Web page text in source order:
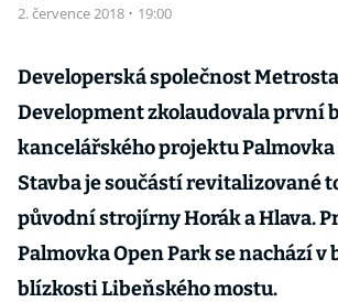
2. července 2018 · 19:00
Developerská společnost
Development zkolaudovala první
kancelářského projektu Palmovka
Stavba je součástí revitalizované
původní strojírny Horák a Hlava.
Palmovka Open Park se nachází
blízkosti Libeňského mostu.